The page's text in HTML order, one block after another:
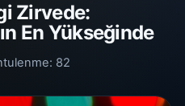
Zirvede:
En Yükseğinde
82